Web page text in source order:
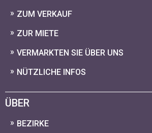
ZUM VERKAUF
ZUR MIETE
VERMARKTEN SIE ÜBER UNS
NÜTZLICHE INFOS
ÜBER
BEZIRKE